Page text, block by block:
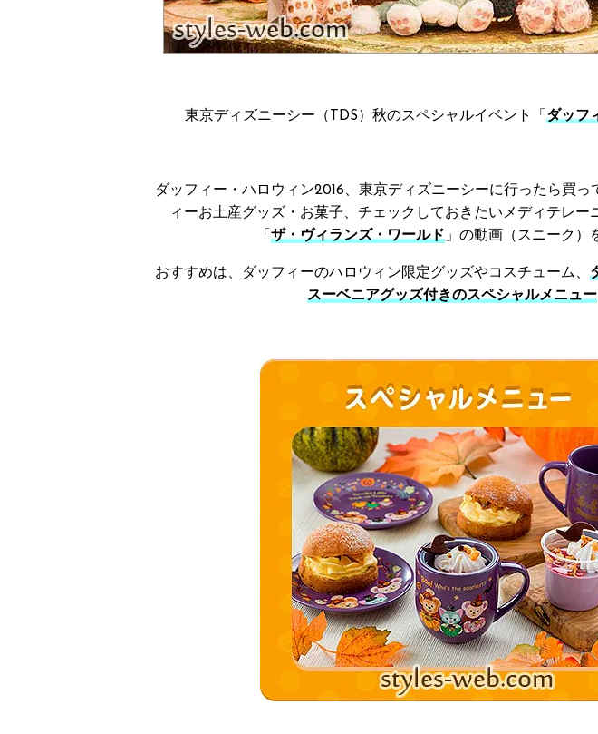
東京ディズニーシー（TDS）秋のスペシャルイベント「 ダッフ
ダッフィー・ハロウィン2016、東京ディズニーシーに行ったら買っ
ィーお土産グッズ・お菓子、チェックしておきたいメディテレー
「 ザ・ヴィランズ・ワールド」の動画（スニーク）
おすすめは、ダッフィーのハロウィン限定グッズやコスチューム、
スーベニアグッズ付きのスペシャルメニュー